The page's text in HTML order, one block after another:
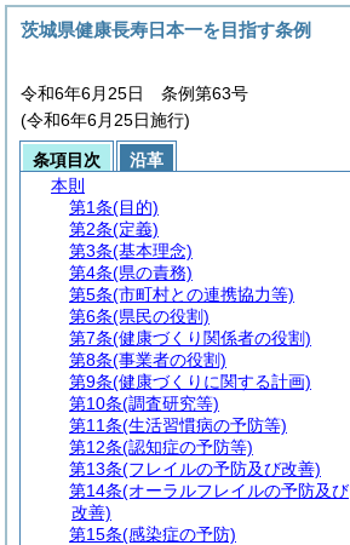
茨城県健康長寿日本一を目指す条例
令和6年6月25日 条例第63号
(令和6年6月25日施行)
条項目次
沿革
本則
第1条(目的)
第2条(定義)
第3条(基本理念)
第4条(県の責務)
第5条(市町村との連携協力等)
第6条(県民の役割)
第7条(健康づくり関係者の役割)
第8条(事業者の役割)
第9条(健康づくりに関する計画)
第10条(調査研究等)
第11条(生活習慣病の予防等)
第12条(認知症の予防等)
第13条(フレイルの予防及び改善)
第14条(オーラルフレイルの予防及び
改善)
第15条(感染症の予防)